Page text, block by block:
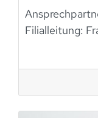
Filialleitung: